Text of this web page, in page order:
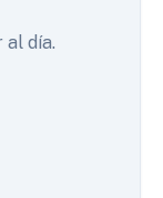
al día.